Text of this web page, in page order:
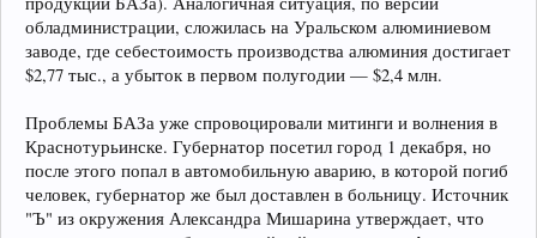
обладминистрации, сложилась на Уральском алюминиевом
заводе, где себестоимость производства алюминия достигает
$2,77 тыс., а убыток в первом полугодии — $2,4 млн.
Проблемы БАЗа уже спровоцировали митинги и волнения в
Краснотурьинске. Губернатор посетил город 1 декабря, но
после этого попал в автомобильную аварию, в которой погиб
человек, губернатор же был доставлен в больницу. Источник
"Ъ" из окружения Александра Мишарина утверждает, что